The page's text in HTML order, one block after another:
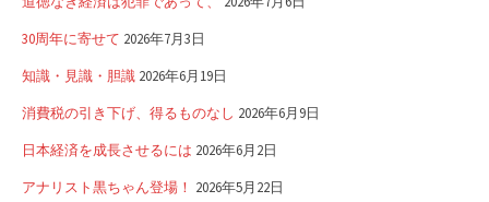
30周年に寄せて 2026年7月3日
知識・見識・胆識 2026年6月19日
消費税の引き下げ、得るものなし 2026年6月9日
日本経済を成長させるには 2026年6月2日
アナリスト黒ちゃん登場！ 2026年5月22日